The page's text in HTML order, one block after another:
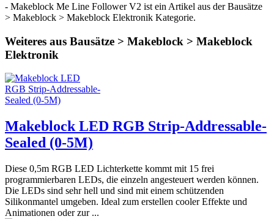
- Makeblock Me Line Follower V2 ist ein Artikel aus der Bausätze
> Makeblock > Makeblock Elektronik Kategorie.
Weiteres aus Bausätze > Makeblock > Makeblock
Elektronik
Makeblock LED RGB Strip-Addressable-
Sealed (0-5M)
Diese 0,5m RGB LED Lichterkette kommt mit 15 frei
programmierbaren LEDs, die einzeln angesteuert werden können.
Die LEDs sind sehr hell und sind mit einem schützenden
Silikonmantel umgeben. Ideal zum erstellen cooler Effekte und
Animationen oder zur ...